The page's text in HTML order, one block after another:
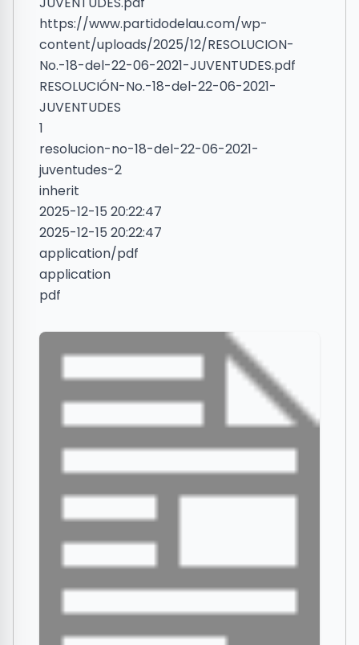
https://www.partidodelau.com/wp-
content/uploads/2025/12/RESOLUCION-
No.-18-del-22-06-2021-JUVENTUDES.pdf
RESOLUCIÓN-No.-18-del-22-06-2021-
JUVENTUDES
1
resolucion-no-18-del-22-06-2021-
juventudes-2
inherit
2025-12-15 20:22:47
2025-12-15 20:22:47
application/pdf
application
pdf